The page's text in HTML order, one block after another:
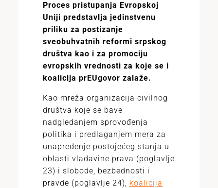
Proces pristupanja Evropskoj
Uniji predstavlja jedinstvenu
priliku za postizanje
sveobuhvatnih reformi srpskog
društva kao i za promociju
evropskih vrednosti za koje se i
koalicija prEUgovor zalaže.
Kao mreža organizacija civilnog
društva koje se bave
nadgledanjem sprovođenja
politika i predlaganjem mera za
unapređenje postojećeg stanja u
oblasti vladavine prava (poglavlje
23) i slobode, bezbednosti i
pravde (poglavlje 24), koalicija